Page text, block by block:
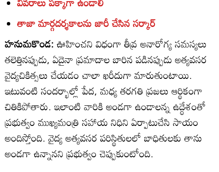
తాజా మార్గదర్శకాలను జారీ చేసిన సర్కార్‌
హనుమకొండ:ఊహించని విధంగా తీవ్ర అనారోగ్య సమస్యలు
తలెత్తినప్పుడు, ఏదైనా ప్రమాదాల బారిన పడినప్పుడు అత్యవసర
వైద్యచికిత్సలు చేయడం చాలా ఖరీదుగా మారుతుంటాయి.
ఇటువంటి సందర్భాల్లో పేద, మధ్య తరగతి ప్రజలు ఆర్థికంగా
చితికిపోతారు. ఇలాంటి వారికి అండగా ఉండాలన్న ఉద్ధేశంతో
ప్రభుత్వం ముఖ్యమంత్రి సహాయ నిధిని ఏర్పాటుచేసి సాయం
అందిస్తోంది. వైద్య అత్యవసర పరిస్థితులలో బాధితులకు తాను
అండగా ఉన్నానని ప్రభుత్వం చెప్పుకుంటోంది.